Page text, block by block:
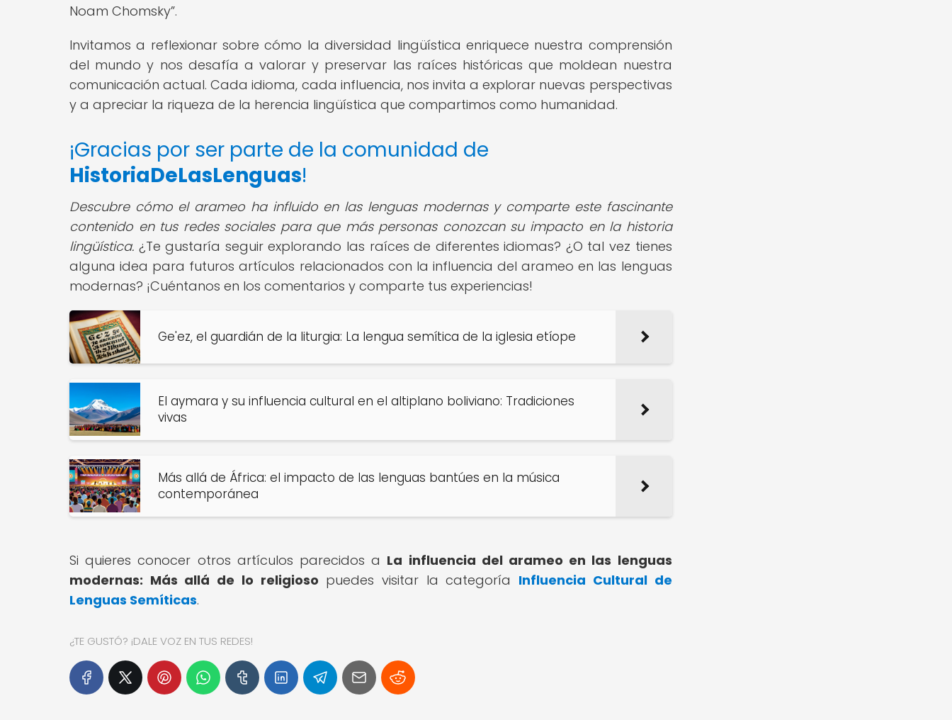
Noam Chomsky .
Invitamos a reflexionar sobre cómo la diversidad lingüística enriquece nuestra comprensión
del mundo y nos desafía a valorar y preservar las raíces históricas que moldean nuestra
comunicación actual. Cada idioma, cada influencia, nos invita a explorar nuevas perspectivas
y a apreciar la riqueza de la herencia lingüística que compartimos como humanidad.
¡Gracias por ser parte de la comunidad de
HistoriaDeLasLenguas!
Descubre cómo el arameo ha influido en las lenguas modernas y comparte este fascinante
contenido en tus redes sociales para que más personas conozcan su impacto en la historia
lingüística. ¿Te gustaría seguir explorando las raíces de diferentes idiomas? ¿O tal vez tienes
alguna idea para futuros artículos relacionados con la influencia del arameo en las lenguas
modernas? ¡Cuéntanos en los comentarios y comparte tus experiencias!
Ge'ez, el guardián de la liturgia: La lengua semítica de la iglesia etíope
El aymara y su influencia cultural en el altiplano boliviano: Tradiciones
vivas
Más allá de África: el impacto de las lenguas bantúes en la música
contemporánea
Si quieres conocer otros artículos parecidos a La influencia del arameo en las lenguas
modernas: Más allá de lo religioso puedes visitar la categoría Influencia Cultural de
Lenguas Semíticas.
¿TE GUSTÓ? ¡DALE VOZ EN TUS REDES!